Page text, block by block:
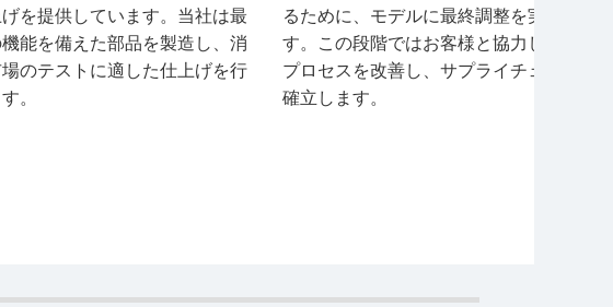
を提供しています。当社は最
能を備えた部品を製造し、消
のテストに適した仕上げを行
。
るために、モデルに最終調整を実施しま
す。この段階ではお客様と協力して製造
プロセスを改善し、サプライチェーンを
確立します。